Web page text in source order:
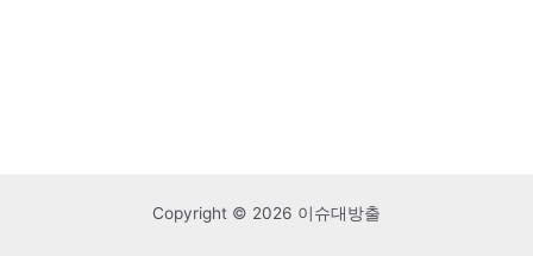
Copyright © 2026 이슈대방출